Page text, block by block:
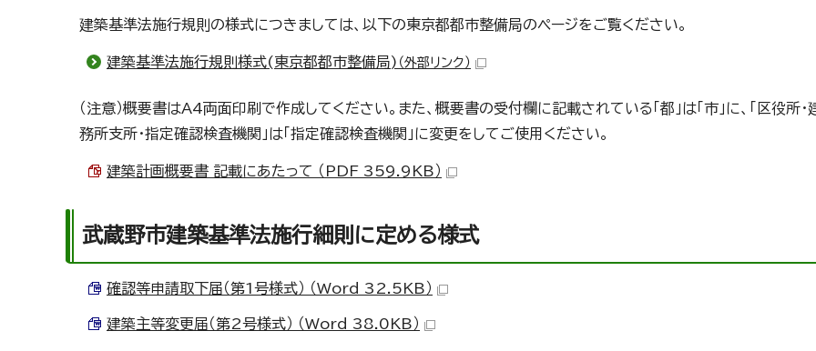
建築基準法施行規則の様式につきましては、以下の東京都都市整備局のページをご覧ください。
建築基準法施行規則様式(東京都都市整備局) （外部リンク）
（注意）概要書はA4両面印刷で作成してください。また、概要書の受付欄に記載されている「都」は「市」に、「区役所
務所支所・指定確認検査機関」は「指定確認検査機関」に変更をしてご使用ください。
建築計画概要書 記載にあたって （PDF 359.9KB）
武蔵野市建築基準法施行細則に定める様式
確認等申請取下届（第1号様式） （Word 32.5KB）
建築主等変更届（第2号様式） （Word 38.0KB）